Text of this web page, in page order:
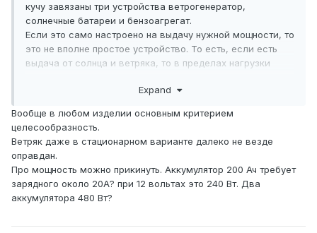
кучу завязаны три устройства ветрогенератор,
солнечные батареи и бензоагрегат.
Если это само настроено на выдачу нужной мощности, то
это не вполне простое устройство. То есть, если есть
выдача от солнца и ветряка, то в пределах нагрузки
если не хватает, включается бензоагрегат, но фишка в
холостом ходу немногим меньше, чем под нагрузкой. И
вся затея становиться лишенной смысла. И как
экономить и добиться сложения мощностей от этих
устройств, тоже не вполне ясно. Или это тупое поделие,
или они что-то придумали. По этому тоскливому
журналистскому описанию понять невозможно, можно
только догадки строить.
Expand
Вообще в любом изделии основным критерием
целесообразность.
Ветряк даже в стационарном варианте далеко не везде
оправдан.
Про мощность можно прикинуть. Аккумулятор 200 Ач требует
зарядного около 20А? при 12 вольтах это 240 Вт. Два
аккумулятора 480 Вт?